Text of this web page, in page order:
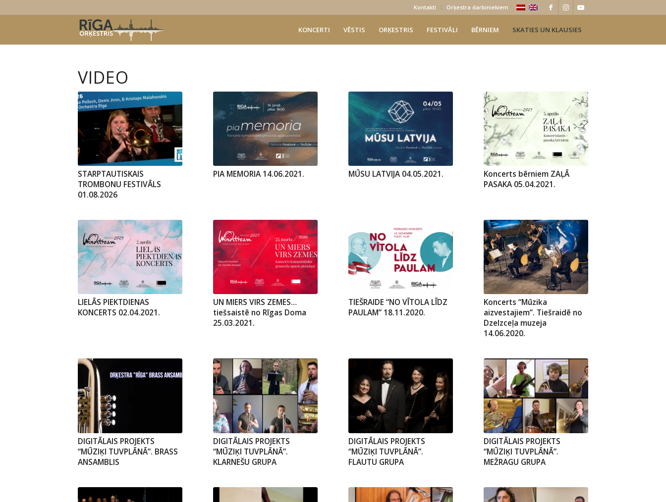
Kontakti Orķestra darbiniekiem
KONCERTI VĒSTIS ORĶESTRIS FESTIVĀLI BĒRNIEM SKATIES UN KLAUSIES
VIDEO
STARPTAUTISKAIS
TROMBONU FESTIVĀLS
01.08.2026
PIA MEMORIA 14.06.2021. MŪSU LATVIJA 04.05.2021.
Koncerts bērniem ZAĻĀ
PASAKA 05.04.2021.
LIELĀS PIEKTDIENAS
KONCERTS 02.04.2021.
UN MIERS VIRS ZEMES…
tiešsaistē no Rīgas Doma
25.03.2021.
TIEŠRAIDE “NO VĪTOLA LĪDZ
PAULAM” 18.11.2020.
Koncerts “Mūzika
aizvestajiem”. Tiešraidē no
Dzelzceļa muzeja
14.06.2020.
DIGITĀLAIS PROJEKTS
“MŪZIĶI TUVPLĀNĀ”. BRASS
ANSAMBLIS
DIGITĀLAIS PROJEKTS
“MŪZIĶI TUVPLĀNĀ”.
KLARNEŠU GRUPA
DIGITĀLAIS PROJEKTS
“MŪZIĶI TUVPLĀNĀ”.
FLAUTU GRUPA
DIGITĀLAIS PROJEKTS
“MŪZIĶI TUVPLĀNĀ”.
MEŽRAGU GRUPA